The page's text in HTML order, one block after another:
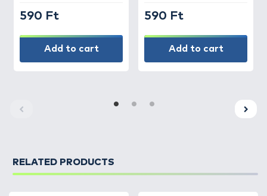
590 Ft
Add to cart
590 Ft
Add to cart
RELATED PRODUCTS